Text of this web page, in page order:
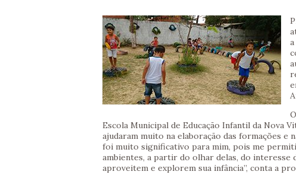
Escola Municipal de Educação Infantil da Nova
ajudaram muito na elaboração das formações e
foi muito significativo para mim, pois me
ambientes, a partir do olhar delas, do interesse
aproveitem e explorem sua infância”, conta a